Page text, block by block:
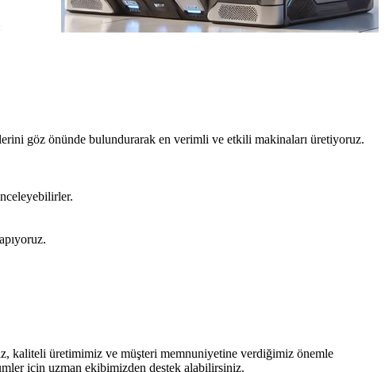
göz önünde bulundurarak en verimli ve etkili makinaları üretiyoruz.
kaliteli üretimimiz ve müşteri memnuniyetine verdiğimiz önemle
için uzman ekibimizden destek alabilirsiniz.